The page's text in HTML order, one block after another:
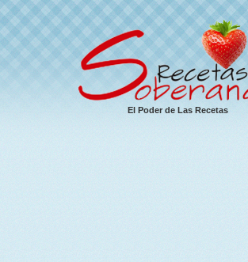
El Poder de Las Recetas